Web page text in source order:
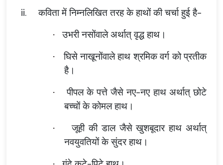
ii.
कविता में निम्नलिखित तरह के हाथों की चर्चा हुई है-
· उभरी नसोंवाले अर्थात् वृद्ध हाथ।
·
घिसे नाखूनोंवाले हाथ श्रमिक वर्ग को प्रतीक
है।
·
पीपल के पत्ते जैसे नए-नए हाथ अर्थात् छोटे
बच्चों के कोमल हाथ।
·
जूही की डाल जैसे खुशबूदार हाथ अर्थात्
नवयुवतियों के सुंदर हाथ।